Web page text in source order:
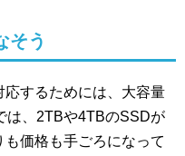
そう
するためには、大容量
は、2TBや4TBのSSDが
価格も手ごろになって